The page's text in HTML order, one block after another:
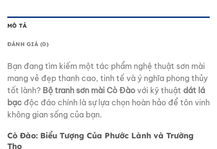
MÔ TẢ
ĐÁNH GIÁ (0)
Bạn đang tìm kiếm một tác phẩm nghệ thuật sơn mài
mang vẻ đẹp thanh cao, tinh tế và ý nghĩa phong thủy
tốt lành? Bộ tranh sơn mài Cò Đào với kỹ thuật dát lá
bạc độc đáo chính là sự lựa chọn hoàn hảo để tôn vinh
không gian sống của bạn.
Cò Đào: Biểu Tượng Của Phước Lành và Trường
Thọ